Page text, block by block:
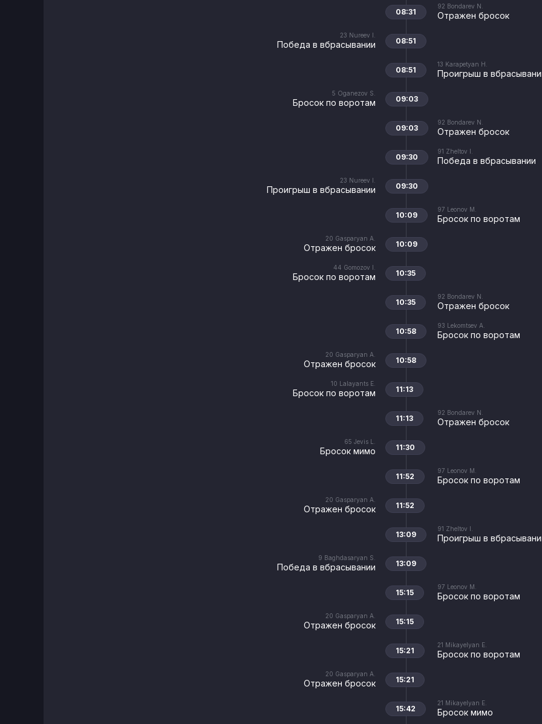
92 Bondarev N.
Отражен бросок
08:31
23 Nureev I.
Победа в вбрасывании 08:51
13 Karapetyan H.
Проигрыш в
08:51
5 Oganezov S.
Бросок по воротам 09:03
92 Bondarev N.
Отражен бросок
09:03
91 Zheltov I.
Победа в вбрасывании
09:30
23 Nureev I.
Проигрыш в вбрасывании 09:30
97 Leonov M.
Бросок по воротам
10:09
20 Gasparyan A.
Отражен бросок 10:09
44 Gomozov I.
Бросок по воротам 10:35
92 Bondarev N.
Отражен бросок
10:35
93 Lekomtsev A.
Бросок по воротам
10:58
20 Gasparyan A.
Отражен бросок 10:58
10 Lalayants E.
Бросок по воротам 11:13
92 Bondarev N.
Отражен бросок
11:13
65 Jevis L.
Бросок мимо 11:30
97 Leonov M.
Бросок по воротам
11:52
20 Gasparyan A.
Отражен бросок 11:52
91 Zheltov I.
Проигрыш в
13:09
9 Baghdasaryan S.
Победа в вбрасывании 13:09
97 Leonov M.
Бросок по воротам
15:15
20 Gasparyan A.
Отражен бросок 15:15
21 Mikayelyan E.
Бросок по воротам
15:21
20 Gasparyan A.
Отражен бросок 15:21
21 Mikayelyan E.
Бросок мимо
15:42